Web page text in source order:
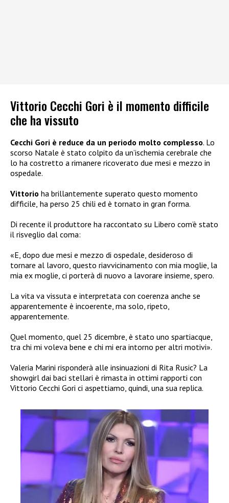
Vittorio Cecchi Gori è il momento difficile
che ha vissuto
Cecchi Gori è reduce da un periodo molto complesso. Lo
scorso Natale è stato colpito da un’ischemia cerebrale che
lo ha costretto a rimanere ricoverato due mesi e mezzo in
ospedale.
Vittorio ha brillantemente superato questo momento
difficile, ha perso 25 chili ed è tornato in gran forma.
Di recente il produttore ha raccontato su Libero com’è stato
il risveglio dal coma:
«E, dopo due mesi e mezzo di ospedale, desideroso di
tornare al lavoro, questo riavvicinamento con mia moglie, la
mia ex moglie, ci porterà di nuovo a lavorare insieme, spero.
La vita va vissuta e interpretata con coerenza anche se
apparentemente è incoerente, ma solo, ripeto,
apparentemente.
Quel momento, quel 25 dicembre, è stato uno spartiacque,
tra chi mi voleva bene e chi mi era intorno per altri motivi».
Valeria Marini risponderà alle insinuazioni di Rita Rusic? La
showgirl dai baci stellari è rimasta in ottimi rapporti con
Vittorio Cecchi Gori ci aspettiamo, quindi, una sua replica.